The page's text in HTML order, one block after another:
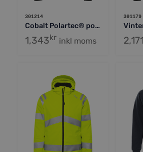
301214
Cobalt Polartec® power stretch® hoodie
1,343kr inkl moms
301179
2,171